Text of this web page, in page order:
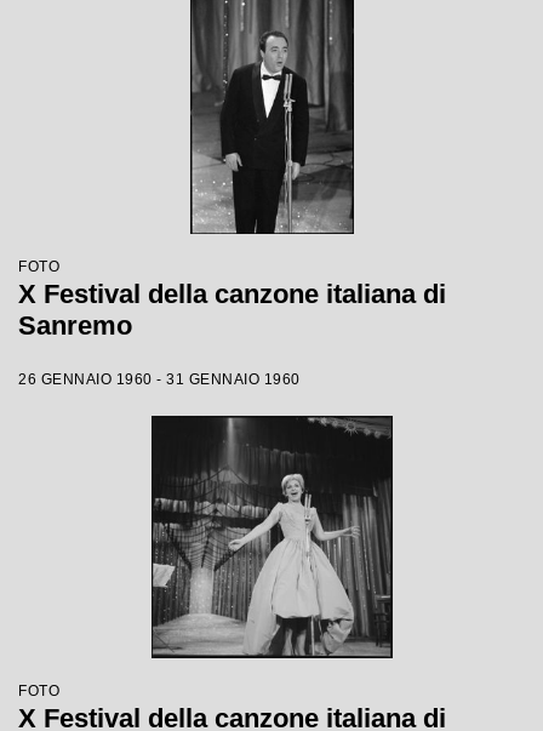
FOTO
X Festival della canzone italiana di
Sanremo
26 GENNAIO 1960 - 31 GENNAIO 1960
FOTO
X Festival della canzone italiana di